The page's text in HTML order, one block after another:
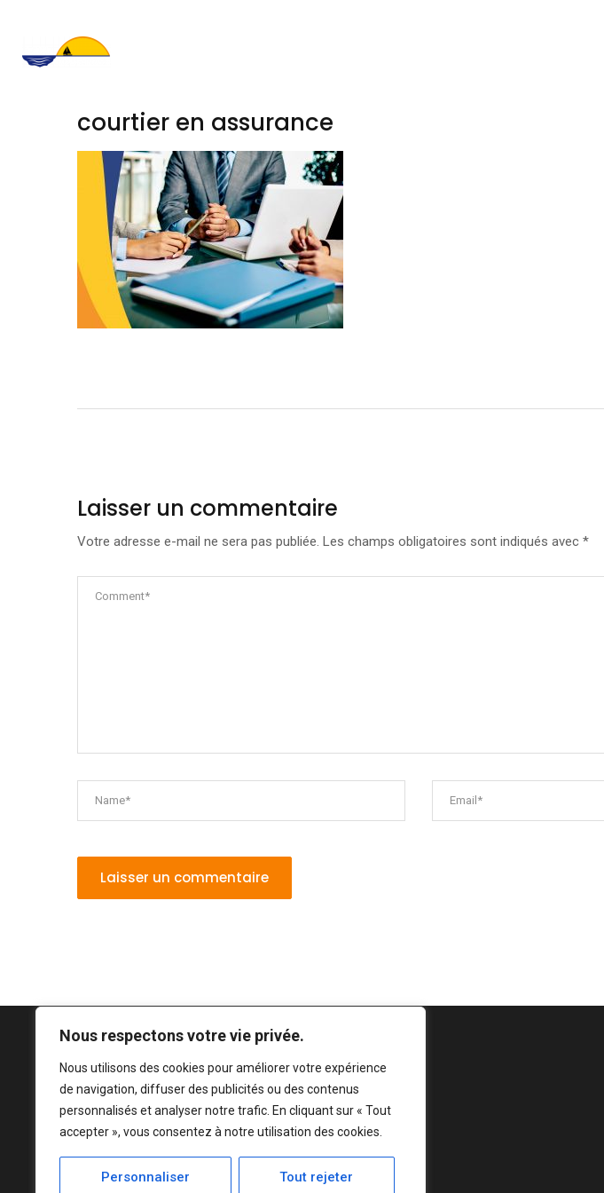
Nous respectons votre vie privée.
Nous utilisons des cookies pour améliorer votre expérience
de navigation, diffuser des publicités ou des contenus
personnalisés et analyser notre trafic. En cliquant sur « Tout
accepter », vous consentez à notre utilisation des cookies.
Personnaliser Tout rejeter
courtier en assurance
Laisser un commentaire
Votre adresse e-mail ne sera pas publiée. Les champs obligatoires sont indiqués avec *